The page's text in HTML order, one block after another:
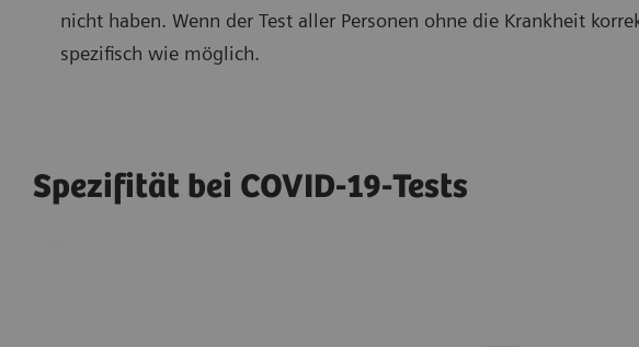
nicht haben. Wenn der Test aller Personen ohne die Krankheit
spezifisch wie möglich.
Spezifität bei COVID-19-Tests